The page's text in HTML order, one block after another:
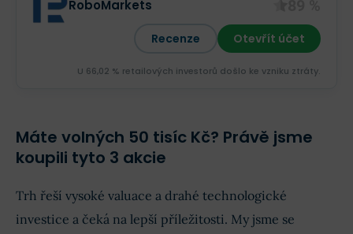
RoboMarkets
Recenze Otevřít účet
U 66,02 % retailových investorů došlo ke vzniku ztráty.
Máte volných 50 tisíc Kč? Právě jsme
koupili tyto 3 akcie
Trh řeší vysoké valuace a drahé technologické
investice a čeká na lepší příležitosti. My jsme se